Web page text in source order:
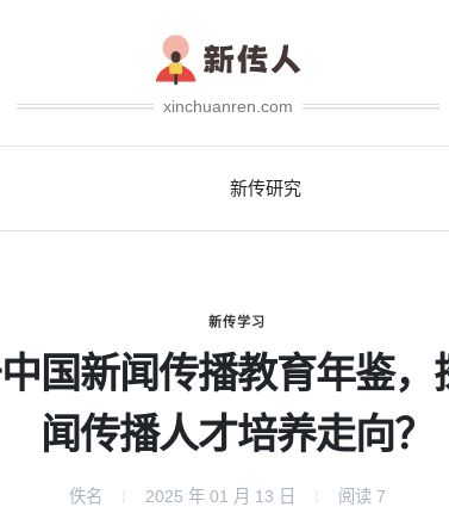
xinchuanren.com
新传研究
新传学习
国新闻传播教育年鉴，
闻传播人才培养走向？
佚名 2025 年 01 月 13 日 阅读 7